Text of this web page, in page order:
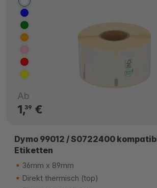
Ab
1,39 €
Dymo 99012 / S0722400
Etiketten
36mm x 89mm
Direkt thermisch (top)